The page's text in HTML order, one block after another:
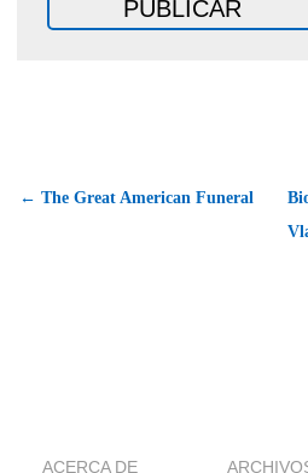
← The Great American Funeral
ACERCA DE